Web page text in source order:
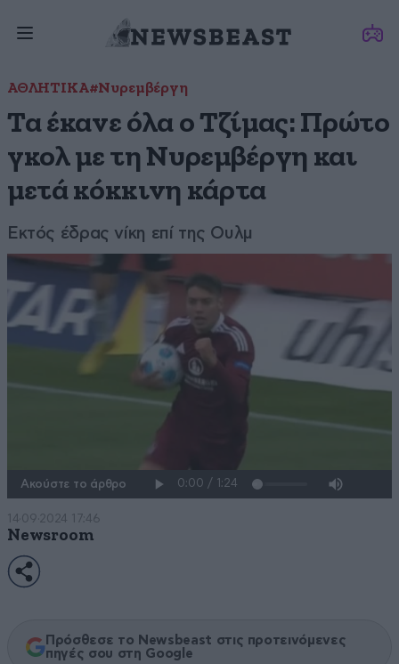
ΑΘΛΗΤΙΚΑ#Νυρεμβέργη
Τα έκανε όλα ο Τζίμας: Πρώτο
γκολ με τη Νυρεμβέργη και
μετά κόκκινη κάρτα
Εκτός έδρας νίκη επί της Ουλμ
Ακούστε το άρθρο
14·09·2024 17:46
Newsroom
Πρόσθεσε το Newsbeast στις προτεινόμενες
πηγές σου στη Google